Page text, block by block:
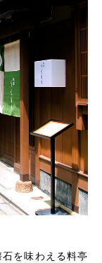
を味わえる料亭